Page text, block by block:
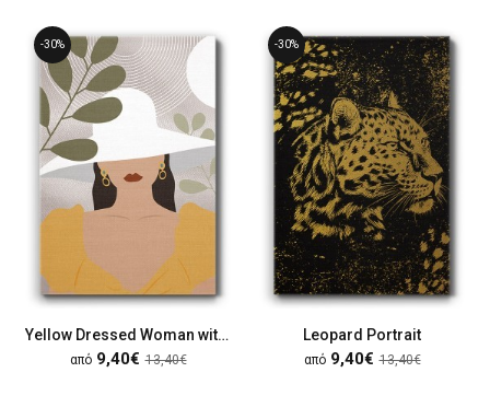
-30%
Yellow Dressed Woman with Hat
από 9,40€ 13,40€
-30%
Leopard Portrait
από 9,40€ 13,40€